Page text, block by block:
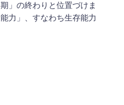
」の終わりと位置づけま
力」、すなわち生存能力